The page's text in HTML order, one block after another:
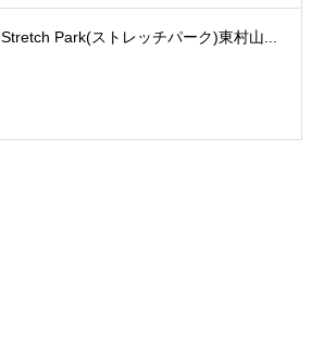
Stretch Park(ストレッチパーク)東村山...